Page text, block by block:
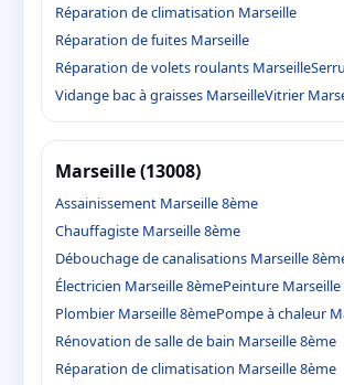
Réparation de climatisation Marseille
Réparation de fuites Marseille
Réparation de volets roulants Marseille
Vidange bac à graisses MarseilleVitrier
Marseille (13008)
Assainissement Marseille 8ème
Chauffagiste Marseille 8ème
Débouchage de canalisations Marseille
Électricien Marseille 8èmePeinture Marseille
Plombier Marseille 8èmePompe à chaleur
Rénovation de salle de bain Marseille 8ème
Réparation de climatisation Marseille 8ème